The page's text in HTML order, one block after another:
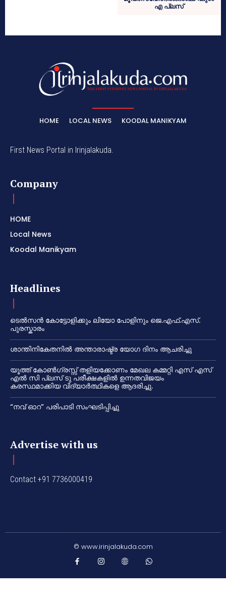
എ പ്ലസ്
HOME LOCAL NEWS KOODAL MANIKYAM
First News Portal in Irinjalakuda.
Company
HOME
Local News
Koodal Manikyam
Headlines
ടെൽസൻ കോട്ടോളിക്കും ലിയോ പോളിനും ജെ.എഫ്.എസ്.
പുരസ്കാരം
ശാന്തിനികേതനിൽ അന്താരാഷ്ട്ര യോഗ ദിനം ആചരിച്ചു
യൂത്ത് കോൺഗ്രസ്സ് തളിയക്കോണം മേഖല കമ്മറ്റി എസ് എസ്
എൽ സി പ്ലസ് ടു പരീക്ഷകളിൽ ഉന്നതവിജയം
കരസ്ഥമാക്കിയ വിദ്യാർത്ഥികളെ ആദരിച്ചു.
“നവ് ഓറ” പരിപാടി സംഘടിപ്പിച്ചു
Advertise with us
Contact +91 7736000419
© www.irinjalakuda.com